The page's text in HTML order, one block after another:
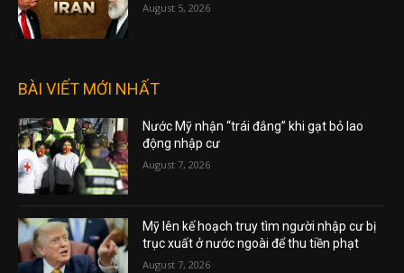
August 5, 2026
BÀI VIẾT MỚI NHẤT
Nước Mỹ nhận “trái đắng” khi gạt bỏ lao
động nhập cư
August 7, 2026
Mỹ lên kế hoạch truy tìm người nhập cư bị
trục xuất ở nước ngoài để thu tiền phạt
August 7, 2026